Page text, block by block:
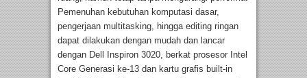
Pemenuhan kebutuhan komputasi dasar,
pengerjaan multitasking, hingga editing ringan
dapat dilakukan dengan mudah dan lancar
dengan Dell Inspiron 3020, berkat prosesor Intel
Core Generasi ke-13 dan kartu grafis built-in